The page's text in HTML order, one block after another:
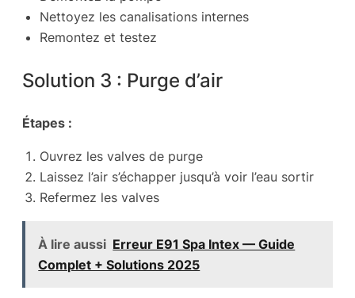
Nettoyez les canalisations internes
Remontez et testez
Solution 3 : Purge d’air
Étapes :
Ouvrez les valves de purge
Laissez l’air s’échapper jusqu’à voir l’eau sortir
Refermez les valves
À lire aussi Erreur E91 Spa Intex — Guide
Complet + Solutions 2025